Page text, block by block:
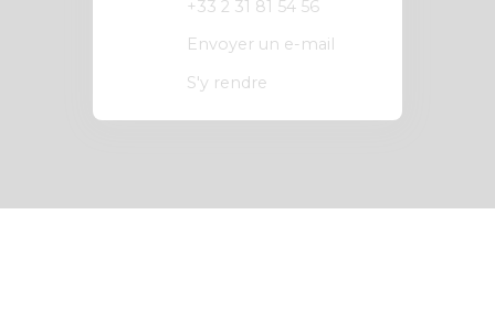
+33 2 31 81 54 56
Envoyer un e-mail
S'y rendre